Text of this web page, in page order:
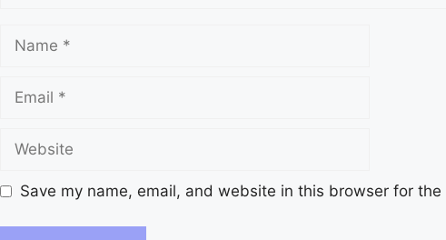
Save my name, email, and website in this browser for